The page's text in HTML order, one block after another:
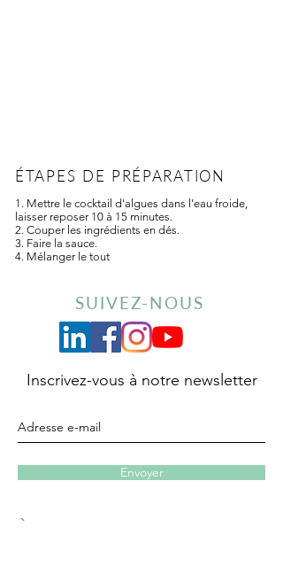
ÉTAPES DE PRÉPARATION
1. Mettre le cocktail d'algues dans l'eau froide,
laisser reposer 10 à 15 minutes.
2. Couper les ingrédients en dés.
3. Faire la sauce.
4. Mélanger le tout
SUIVEZ-NOUS
Inscrivez-vous à notre newsletter
Envoyer
À PROPOS